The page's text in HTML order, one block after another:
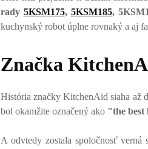
rady 5KSM175, 5KSM185,
kuchynský robot úplne rovnaký a aj
Značka
História značky KitchenAid siaha až
bol okamžite označený ako "the best
A odvtedy zostala spoločnosť verná